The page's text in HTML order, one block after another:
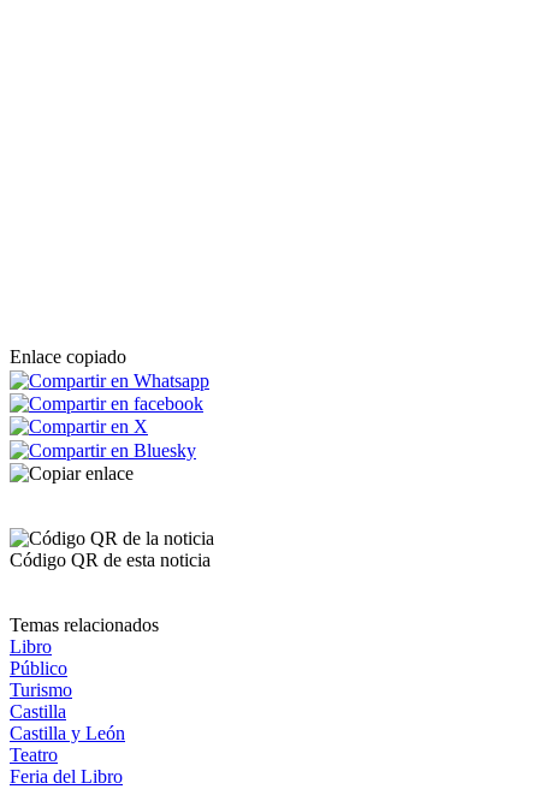
Enlace copiado
Código QR de esta noticia
Temas relacionados
Libro
Público
Turismo
Castilla
Castilla y León
Teatro
Feria del Libro